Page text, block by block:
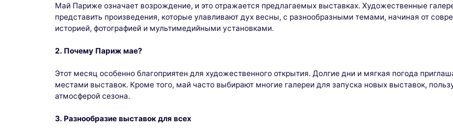
Май Париже означает возрождение, и это отражается предлагаемых выставках. Художественные
представить произведения, которые улавливают дух весны, с разнообразными темами, начиная от
историей, фотографией и мультимедийными установками.
2. Почему Париж мае?
Этот месяц особенно благоприятен для художественного открытия. Долгие дни и мягкая погода
местами выставок. Кроме того, май часто выбирают многие галереи для запуска новых выставок,
атмосферой сезона.
3. Разнообразие выставок для всех